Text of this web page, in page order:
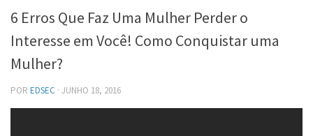
6 Erros Que Faz Uma Mulher Perder o
Interesse em Você! Como Conquistar uma
Mulher?
POR EDSEC · JUNHO 18, 2016